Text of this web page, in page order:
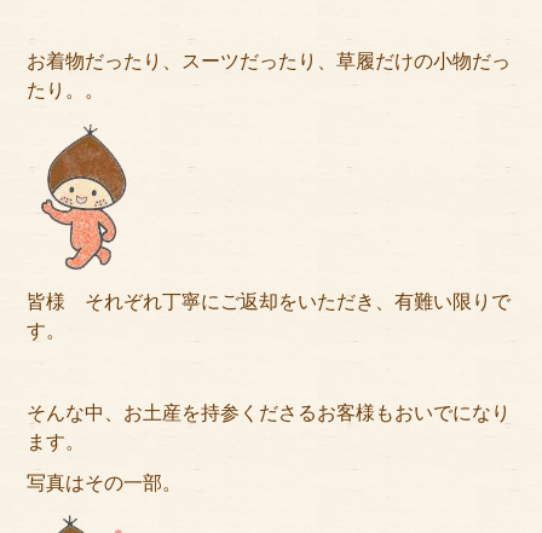
お客様の声
プライバシーポリシー
サイトマップ
お着物だったり、スーツだったり、草履だけの小物だっ
たり。。
皆様 それぞれ丁寧にご返却をいただき、有難い限りで
す。
そんな中、お土産を持参くださるお客様もおいでになり
ます。
写真はその一部。